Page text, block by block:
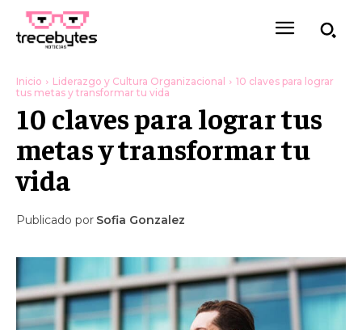
Inicio Liderazgo y Cultura Organizacional
10 claves para lograr
tus metas y transformar tu vida
10 claves para lograr tus
metas y transformar tu
vida
Publicado por Sofia Gonzalez